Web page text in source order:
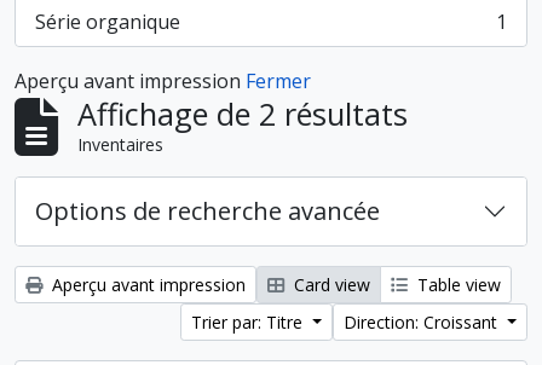
Série organique
, 1 résultats 1
Aperçu avant impression Fermer
Affichage de 2 résultats
Inventaires
Options de recherche avancée
Aperçu avant impression Card view
Table view
Trier par: Titre
Direction: Croissant